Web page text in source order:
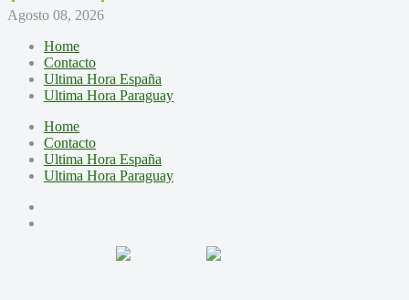
Agosto 08, 2026
Home
Contacto
Ultima Hora España
Ultima Hora Paraguay
Home
Contacto
Ultima Hora España
Ultima Hora Paraguay